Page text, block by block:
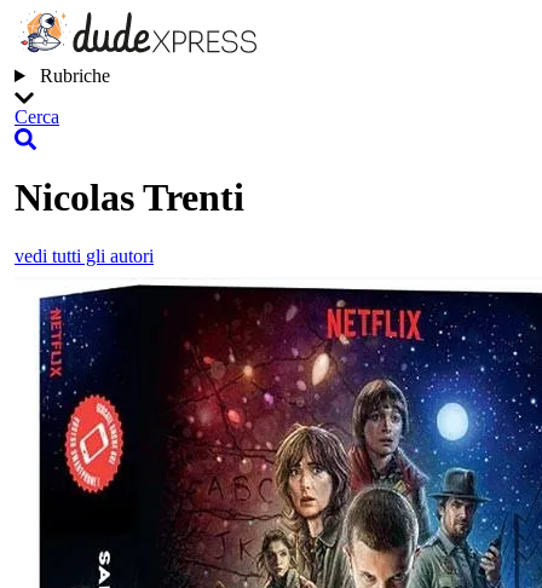
Rubriche
Cerca
Nicolas Trenti
vedi tutti gli autori